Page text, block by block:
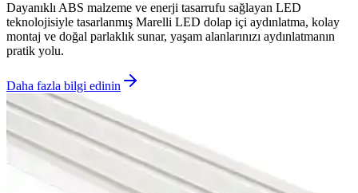
Dayanıklı ABS malzeme ve enerji tasarrufu sağlayan LED
teknolojisiyle tasarlanmış Marelli LED dolap içi aydınlatma, kolay
montaj ve doğal parlaklık sunar, yaşam alanlarınızı aydınlatmanın
pratik yolu.
Daha fazla bilgi edinin